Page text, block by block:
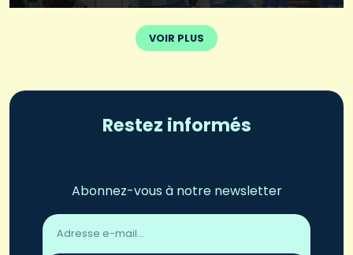
VOIR PLUS
Restez informés
Abonnez-vous à notre newsletter
Adresse
email